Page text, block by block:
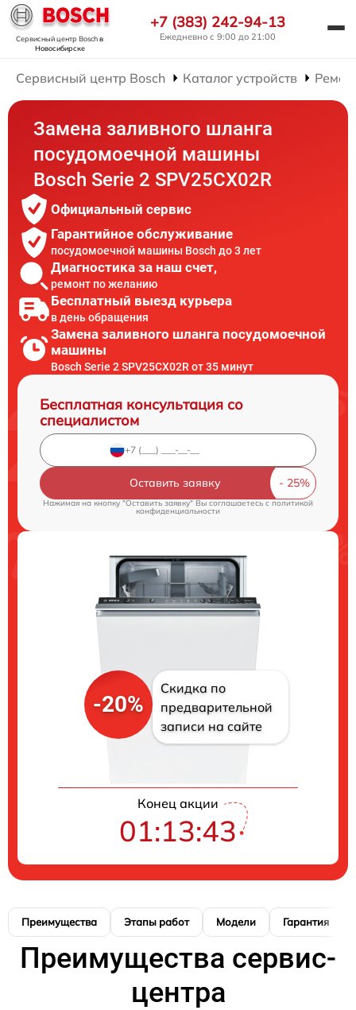
Сервисный центр Boschв
Новосибирске
+7 (383) 242-94-13
Ежедневно с 9:00 до 21:00
Сервисный центр Bosch Каталог устройств
Замена заливного шланга
посудомоечной машины
Bosch Serie 2 SPV25CX02R
Официальный сервис
Гарантийное обслуживание
посудомоечной машины Bosch до 3 лет
Диагностика за наш счет,
ремонт по желанию
Бесплатный выезд курьера
в день обращения
Замена заливного шланга посудомоечной
машины
Bosch Serie 2 SPV25CX02R от 35 минут
Бесплатная консультация со
специалистом
Оставить заявку
Нажимая на кнопку "Оставить заявку" Вы соглашаетесь cполитикой
конфиденциальности
-20%
Скидка по
предварительной
записи на сайте
Конец акции
01:13:42
Преимущества Этапы работ Модели Гарантия
Преимущества сервис-
центра